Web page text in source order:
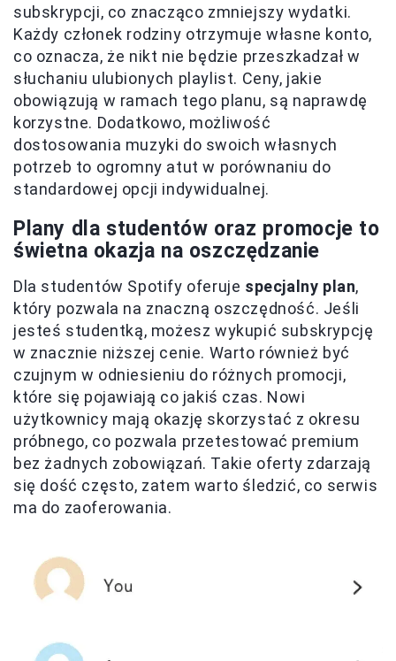
subskrypcji, co znacząco zmniejszy wydatki.
Każdy członek rodziny otrzymuje własne konto,
co oznacza, że nikt nie będzie przeszkadzał w
słuchaniu ulubionych playlist. Ceny, jakie
obowiązują w ramach tego planu, są naprawdę
korzystne. Dodatkowo, możliwość
dostosowania muzyki do swoich własnych
potrzeb to ogromny atut w porównaniu do
standardowej opcji indywidualnej.
Plany dla studentów oraz promocje to
świetna okazja na oszczędzanie
Dla studentów Spotify oferuje specjalny plan,
który pozwala na znaczną oszczędność. Jeśli
jesteś studentką, możesz wykupić subskrypcję
w znacznie niższej cenie. Warto również być
czujnym w odniesieniu do różnych promocji,
które się pojawiają co jakiś czas. Nowi
użytkownicy mają okazję skorzystać z okresu
próbnego, co pozwala przetestować premium
bez żadnych zobowiązań. Takie oferty zdarzają
się dość często, zatem warto śledzić, co serwis
ma do zaoferowania.